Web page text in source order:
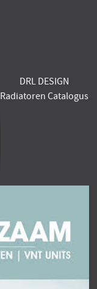
DRL DESIGN
Radiatoren Catalogus